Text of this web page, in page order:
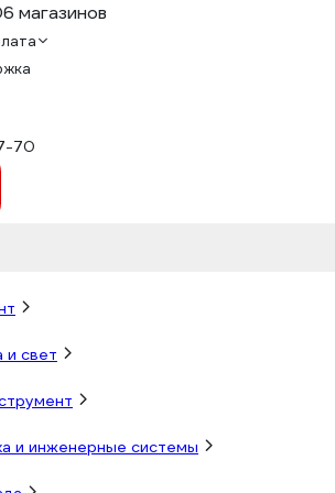
магазинов
70
и свет
и инженерные системы